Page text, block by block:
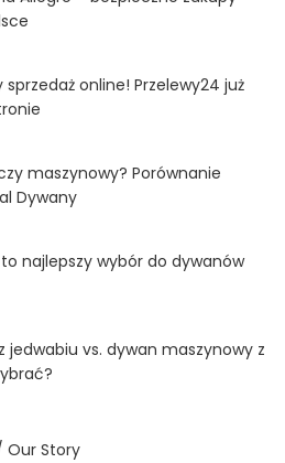
online! Przelewy24 już
maszynowy? Porównanie
Dywany
najlepszy wybór do dywanów
jedwabiu vs. dywan maszynowy z
Our Story